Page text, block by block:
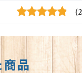
商品